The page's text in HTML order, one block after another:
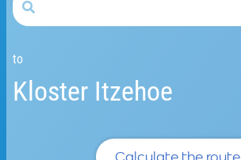
to
Kloster Itzehoe